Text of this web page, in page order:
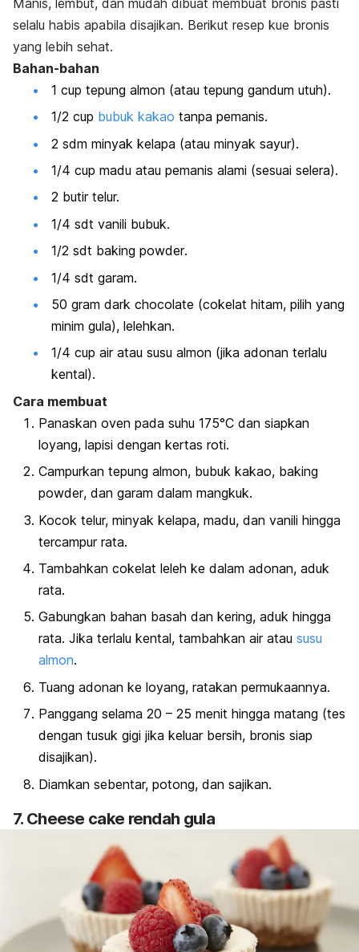
selalu habis apabila disajikan. Berikut resep kue bronis
yang lebih sehat.
Bahan-bahan
1 cup tepung almon (atau tepung gandum utuh).
1/2 cup bubuk kakao tanpa pemanis.
2 sdm minyak kelapa (atau minyak sayur).
1/4 cup madu atau pemanis alami (sesuai selera).
2 butir telur.
1/4 sdt vanili bubuk.
1/2 sdt baking powder.
1/4 sdt garam.
50 gram dark chocolate (cokelat hitam, pilih yang
minim gula), lelehkan.
1/4 cup air atau susu almon (jika adonan terlalu
kental).
Cara membuat
Panaskan oven pada suhu 175°C dan siapkan
loyang, lapisi dengan kertas roti.
Campurkan tepung almon, bubuk kakao, baking
powder, dan garam dalam mangkuk.
Kocok telur, minyak kelapa, madu, dan vanili hingga
tercampur rata.
Tambahkan cokelat leleh ke dalam adonan, aduk
rata.
Gabungkan bahan basah dan kering, aduk hingga
rata. Jika terlalu kental, tambahkan air atau susu
almon.
Tuang adonan ke loyang, ratakan permukaannya.
Panggang selama 20 – 25 menit hingga matang (tes
dengan tusuk gigi jika keluar bersih, bronis siap
disajikan).
Diamkan sebentar, potong, dan sajikan.
7. Cheese cake rendah gula